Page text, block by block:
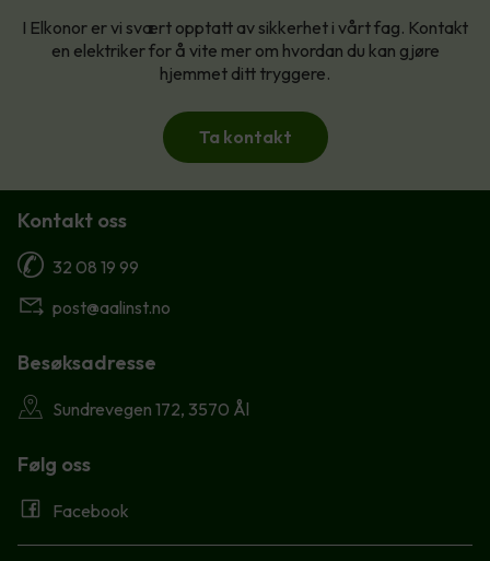
I Elkonor er vi svært opptatt av sikkerhet i vårt fag. Kontakt
en elektriker for å vite mer om hvordan du kan gjøre
hjemmet ditt tryggere.
Ta kontakt
Kontakt oss
32 08 19 99
post@aalinst.no
Besøksadresse
Sundrevegen 172, 3570 Ål
Følg oss
Facebook